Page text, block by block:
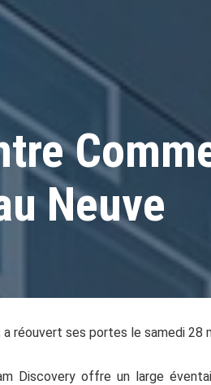
Neuve
réouvert ses portes le samedi 28
Discovery offre un large